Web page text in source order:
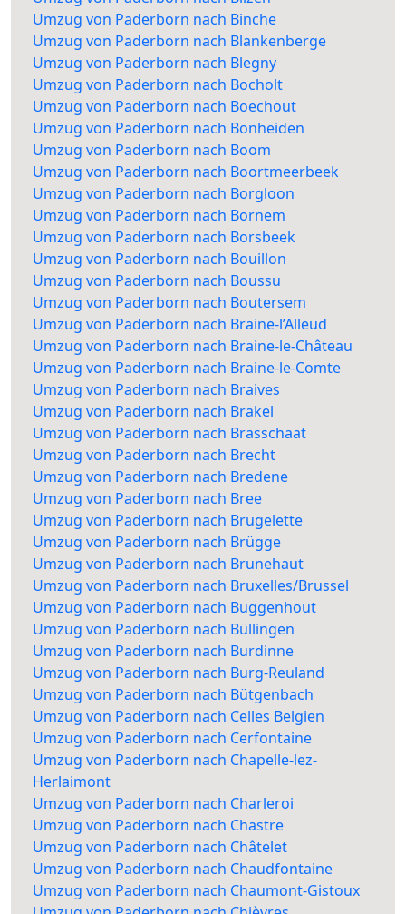
Umzug von Paderborn nach Binche
Umzug von Paderborn nach Blankenberge
Umzug von Paderborn nach Blegny
Umzug von Paderborn nach Bocholt
Umzug von Paderborn nach Boechout
Umzug von Paderborn nach Bonheiden
Umzug von Paderborn nach Boom
Umzug von Paderborn nach Boortmeerbeek
Umzug von Paderborn nach Borgloon
Umzug von Paderborn nach Bornem
Umzug von Paderborn nach Borsbeek
Umzug von Paderborn nach Bouillon
Umzug von Paderborn nach Boussu
Umzug von Paderborn nach Boutersem
Umzug von Paderborn nach Braine-l’Alleud
Umzug von Paderborn nach Braine-le-Château
Umzug von Paderborn nach Braine-le-Comte
Umzug von Paderborn nach Braives
Umzug von Paderborn nach Brakel
Umzug von Paderborn nach Brasschaat
Umzug von Paderborn nach Brecht
Umzug von Paderborn nach Bredene
Umzug von Paderborn nach Bree
Umzug von Paderborn nach Brugelette
Umzug von Paderborn nach Brügge
Umzug von Paderborn nach Brunehaut
Umzug von Paderborn nach Bruxelles/Brussel
Umzug von Paderborn nach Buggenhout
Umzug von Paderborn nach Büllingen
Umzug von Paderborn nach Burdinne
Umzug von Paderborn nach Burg-Reuland
Umzug von Paderborn nach Bütgenbach
Umzug von Paderborn nach Celles Belgien
Umzug von Paderborn nach Cerfontaine
Umzug von Paderborn nach Chapelle-lez-
Herlaimont
Umzug von Paderborn nach Charleroi
Umzug von Paderborn nach Chastre
Umzug von Paderborn nach Châtelet
Umzug von Paderborn nach Chaudfontaine
Umzug von Paderborn nach Chaumont-Gistoux